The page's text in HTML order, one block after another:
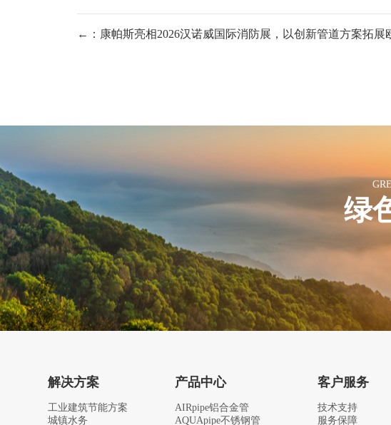
←：康帕斯亮相2026汉诺威国际消防展，以创新管道方案拓展
绿
解决方案
工业建筑节能方案
城镇水务
产品中心
AIRpipe铝合金管
AQUApipe不锈钢管
客户服务
技术支持
服务保障